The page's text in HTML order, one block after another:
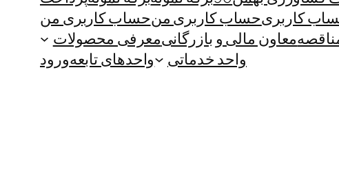
کاربریحساب کاربری منحساب کاربری من
معاون مالی و بازرگانیمعرفی محصولات
واحد خدماتی
واحدهای تابعهورود